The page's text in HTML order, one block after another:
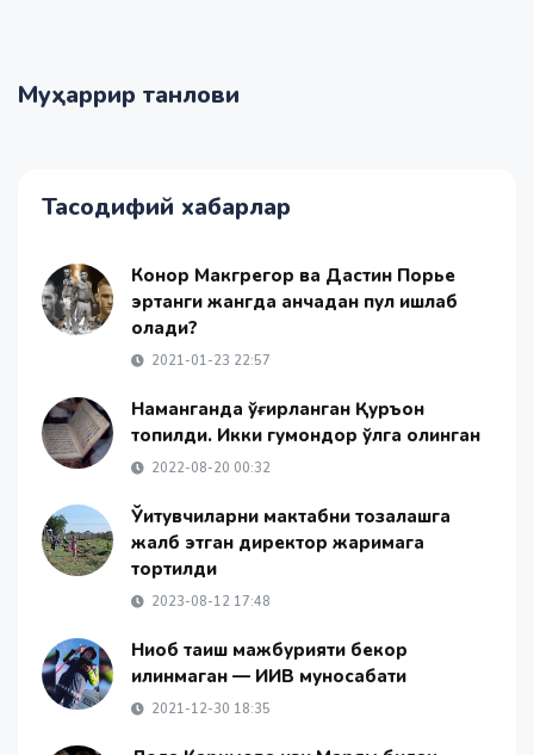
Муҳаррир танлови
Тасодифий хабарлар
Конор Макгрегор ва Дастин Порье
эртанги жангда қанчадан пул ишлаб
олади?
2021-01-23 22:57
Наманганда ўғирланган Қуръон
топилди. Икки гумондор қўлга олинган
2022-08-20 00:32
Ўқитувчиларни мактабни тозалашга
жалб этган директор жаримага
тортилди
2023-08-12 17:48
Ниқоб тақиш мажбурияти бекор
қилинмаган — ИИВ муносабати
2021-12-30 18:35